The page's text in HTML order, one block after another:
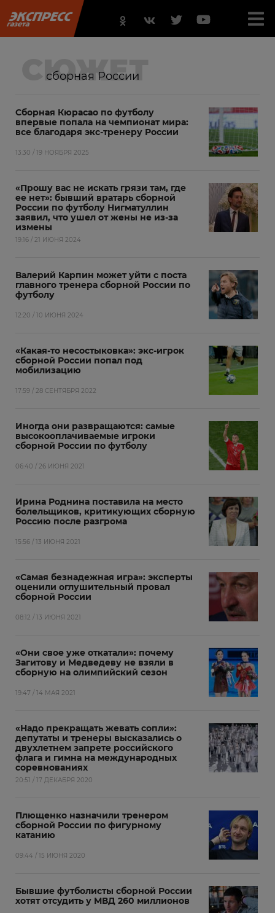
СЮЖЕТ
сборная России
Сборная Кюрасао по футболу
впервые попала на чемпионат мира:
все благодаря экс-тренеру России
13:30 / 19 НОЯБРЯ 2025
«Прошу вас не искать грязи там, где
ее нет»: бывший вратарь сборной
России по футболу Нигматуллин
заявил, что ушел от жены не из-за
измены
19:16 / 21 ИЮНЯ 2024
Валерий Карпин может уйти с поста
главного тренера сборной России по
футболу
12:20 / 10 ИЮНЯ 2024
«Какая-то несостыковка»: экс-игрок
сборной России попал под
мобилизацию
17:59 / 28 СЕНТЯБРЯ 2022
Иногда они развращаются: самые
высокооплачиваемые игроки
сборной России по футболу
06:40 / 26 ИЮНЯ 2021
Ирина Роднина поставила на место
болельщиков, критикующих сборную
Россию после разгрома
15:56 / 13 ИЮНЯ 2021
«Самая безнадежная игра»: эксперты
оценили оглушительный провал
сборной России
08:12 / 13 ИЮНЯ 2021
«Они свое уже откатали»: почему
Загитову и Медведеву не взяли в
сборную на олимпийский сезон
19:47 / 14 МАЯ 2021
«Надо прекращать жевать сопли»:
депутаты и тренеры высказались о
двухлетнем запрете российского
флага и гимна на международных
соревнованиях
20:51 / 17 ДЕКАБРЯ 2020
Плющенко назначили тренером
сборной России по фигурному
катанию
09:44 / 15 ИЮНЯ 2020
Бывшие футболисты сборной России
хотят отсудить у МВД 260 миллионов